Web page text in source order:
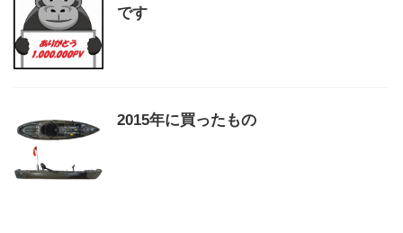
です
2015年に買ったもの